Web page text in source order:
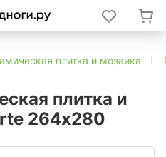
плитка и мозаика
плитка и
264х280